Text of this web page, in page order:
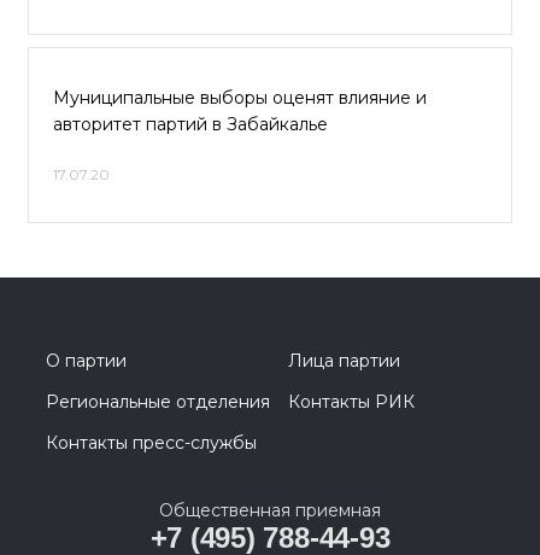
Муниципальные выборы оценят влияние и
авторитет партий в Забайкалье
17.07.20
О партии
Лица партии
Региональные отделения
Контакты РИК
Контакты пресс-службы
Общественная приемная
+7 (495) 788-44-93